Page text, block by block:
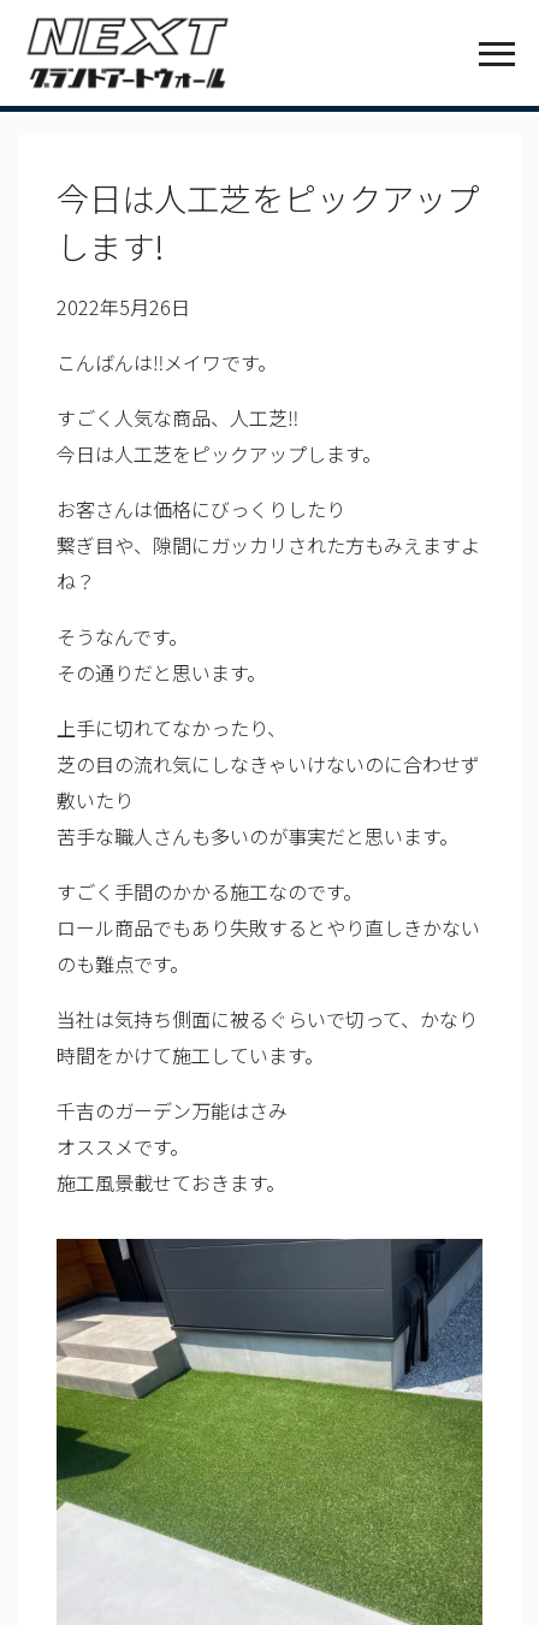
今日は人工芝をピックアップ
します!
2022年5月26日
こんばんは‼︎メイワです。
すごく人気な商品、人工芝‼︎
今日は人工芝をピックアップします。
お客さんは価格にびっくりしたり
繋ぎ目や、隙間にガッカリされた方もみえますよ
ね？
そうなんです。
その通りだと思います。
上手に切れてなかったり、
芝の目の流れ気にしなきゃいけないのに合わせず
敷いたり
苦手な職人さんも多いのが事実だと思います。
すごく手間のかかる施工なのです。
ロール商品でもあり失敗するとやり直しきかない
のも難点です。
当社は気持ち側面に被るぐらいで切って、かなり
時間をかけて施工しています。
千吉のガーデン万能はさみ
オススメです。
施工風景載せておきます。